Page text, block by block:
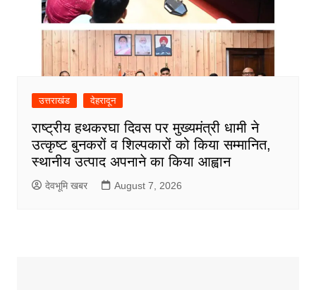
उत्तराखंड देहरादून
राष्ट्रीय हथकरघा दिवस पर मुख्यमंत्री धामी ने
उत्कृष्ट बुनकरों व शिल्पकारों को किया सम्मानित,
स्थानीय उत्पाद अपनाने का किया आह्वान
देवभूमि खबर August 7, 2026